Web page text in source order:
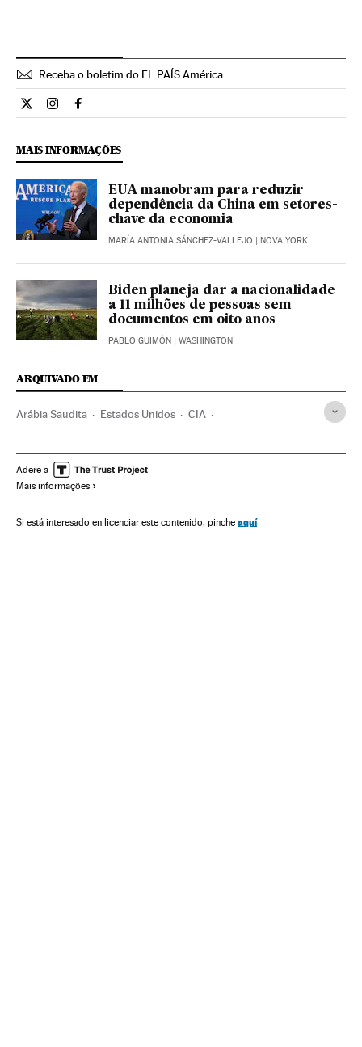
Receba o boletim do EL PAÍS América
Internacional El País Brasil en Twitter
Internacional El País Brasil en Instagram
Internacional El País Brasil en Facebook
MAIS INFORMAÇÕES
EUA manobram para reduzir
dependência da China em setores-
chave da economia
MARÍA ANTONIA SÁNCHEZ-VALLEJO | NOVA YORK
Biden planeja dar a nacionalidade
a 11 milhões de pessoas sem
documentos em oito anos
PABLO GUIMÓN | WASHINGTON
ARQUIVADO EM
Arábia Saudita Estados Unidos CIA
The Washington Post Mohamed Bin Salmán
Salmán Bin Abdulaziz al Saud
Jornalistas Joseph Biden Donald Trump
Adere a
Mais informações
Si está interesado en licenciar este contenido, pinche aquí